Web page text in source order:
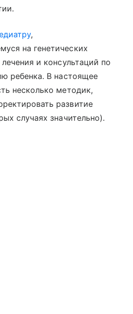
,
на генетических
и консультаций по
ребенка. В настоящее
несколько методик,
развитие
случаях значительно).